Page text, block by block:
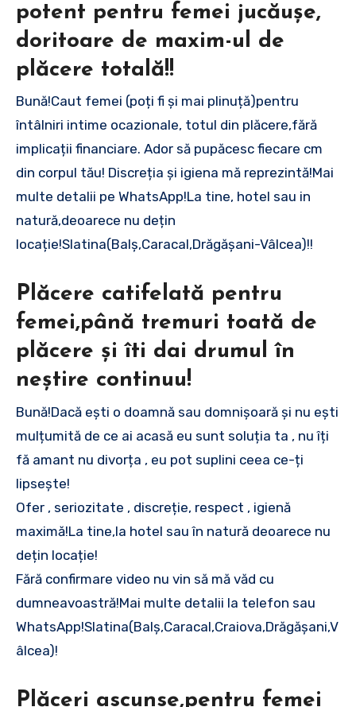
potent pentru femei jucăușe,
doritoare de maxim-ul de
plăcere totală!!
Bună!Caut femei (poți fi și mai plinuță)pentru
întâlniri intime ocazionale, totul din plăcere,fără
implicații financiare. Ador să pupăcesc fiecare cm
din corpul tău! Discreția și igiena mă reprezintă!Mai
multe detalii pe WhatsApp!La tine, hotel sau in
natură,deoarece nu dețin
locație!Slatina(Balș,Caracal,Drăgășani-Vâlcea)!!
Plăcere catifelată pentru
femei,până tremuri toată de
plăcere și îti dai drumul în
neștire continuu!
Bună!Dacă ești o doamnă sau domnișoară și nu ești
mulțumită de ce ai acasă eu sunt soluția ta , nu îți
fă amant nu divorța , eu pot suplini ceea ce-ți
lipsește!
Ofer , seriozitate , discreție, respect , igienă
maximă!La tine,la hotel sau în natură deoarece nu
dețin locație!
Fără confirmare video nu vin să mă văd cu
dumneavoastră!Mai multe detalii la telefon sau
WhatsApp!Slatina(Balș,Caracal,Craiova,Drăgășani,V
âlcea)!
Plăceri ascunse,pentru femei